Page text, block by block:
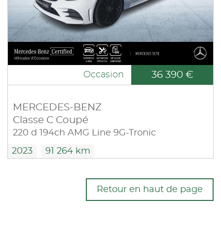
Occasion 36 390 €
MERCEDES-BENZ
Classe C Coupé
220 d 194ch AMG Line 9G-Tronic
2023 91 264 km
Retour en haut de page